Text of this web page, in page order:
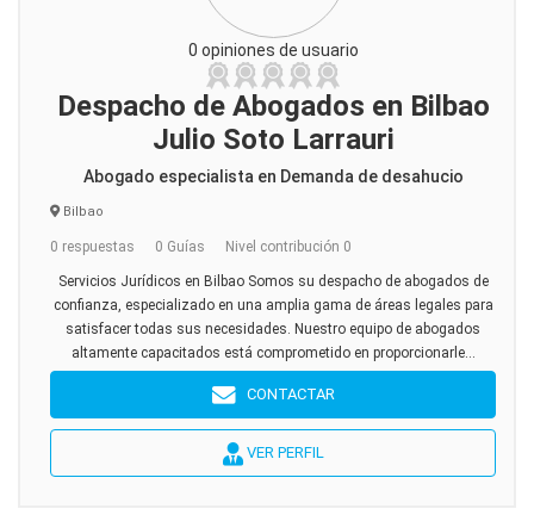
0 opiniones de usuario
Despacho de Abogados en Bilbao
Julio Soto Larrauri
Abogado especialista en Demanda de desahucio
Bilbao
0 respuestas 0 Guías Nivel contribución 0
Servicios Jurídicos en Bilbao Somos su despacho de abogados de
confianza, especializado en una amplia gama de áreas legales para
satisfacer todas sus necesidades. Nuestro equipo de abogados
altamente capacitados está comprometido en proporcionarle...
CONTACTAR
VER PERFIL